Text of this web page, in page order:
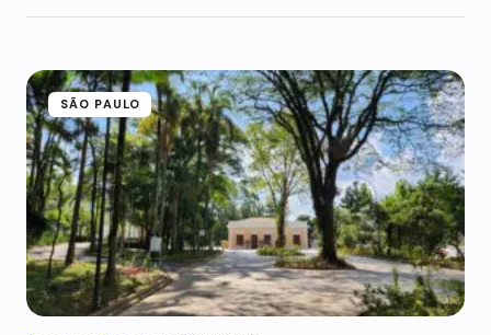
SÃO PAULO